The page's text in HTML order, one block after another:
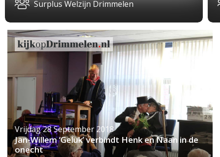
Surplus Welzijn Drimmelen
Vrijdag 28 September 2018
Jan-Willem ‘Geluk’ verbindt Henk en Naan in de
onecht